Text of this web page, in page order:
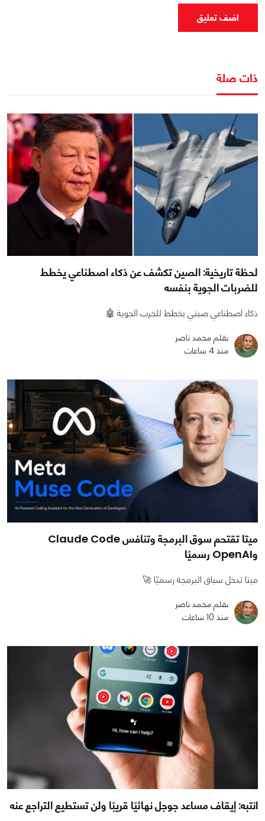
اضف تعليق
ذات صلة
لحظة تاريخية: الصين تكشف عن ذكاء اصطناعي يخطط
للضربات الجوية بنفسه
ذكاء اصطناعي صيني يخطط للحرب الجوية 🤖
بقلم محمد ناصر
منذ 4 ساعات
ميتا تقتحم سوق البرمجة وتنافس Claude Code
وOpenAI رسميًا
ميتا تدخل سباق البرمجة رسميًا 🚀
بقلم محمد ناصر
منذ 10 ساعات
انتبه: إيقاف مساعد جوجل نهائيًا قريبًا ولن تستطيع التراجع عنه